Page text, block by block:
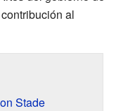
al
Stade